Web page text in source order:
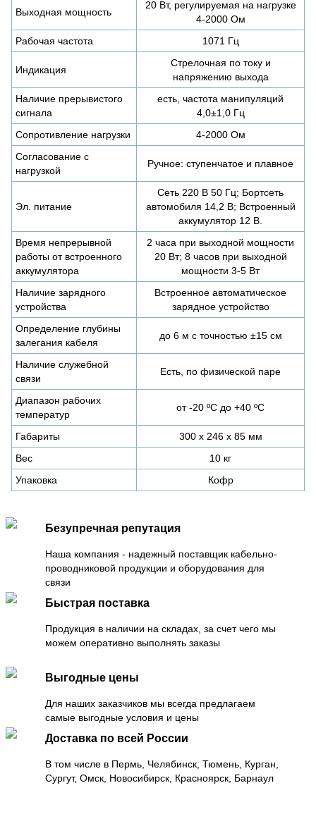
Выходная мощность
20 Вт, регулируемая на нагрузке
4-2000 Ом
Рабочая частота
1071 Гц
Индикация
Стрелочная по току и
напряжению выхода
Наличие прерывистого
сигнала
есть, частота манипуляций
4,0±1,0 Гц
Сопротивление нагрузки
4-2000 Ом
Согласование с
нагрузкой
Ручное: ступенчатое и плавное
Эл. питание
Сеть 220 B 50 Гц; Бортсеть
автомобиля 14,2 B; Встроенный
аккумулятор 12 В.
Время непрерывной
работы от встроенного
аккумулятора
2 часа при выходной мощности
20 Вт; 8 часов при выходной
мощности 3-5 Вт
Наличие зарядного
устройства
Встроенное автоматическое
зарядное устройство
Определение глубины
залегания кабеля
до 6 м с точностью ±15 см
Наличие служебной
связи
Есть, по физической паре
Диапазон рабочих
температур
от -20 ºC до +40 ºC
Габариты
300 х 246 х 85 мм
Вес
10 кг
Упаковка
Кофр
Безупречная репутация
Наша компания - надежный поставщик кабельно-
проводниковой продукции и оборудования для
связи
Быстрая поставка
Продукция в наличии на складах, за счет чего мы
можем оперативно выполнять заказы
Выгодные цены
Для наших заказчиков мы всегда предлагаем
самые выгодные условия и цены
Доставка по всей России
В том числе в Пермь, Челябинск, Тюмень, Курган,
Сургут, Омск, Новосибирск, Красноярск, Барнаул